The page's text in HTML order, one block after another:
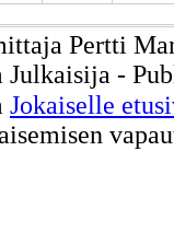
Pertti
Julkaisija -
Jokaiselle